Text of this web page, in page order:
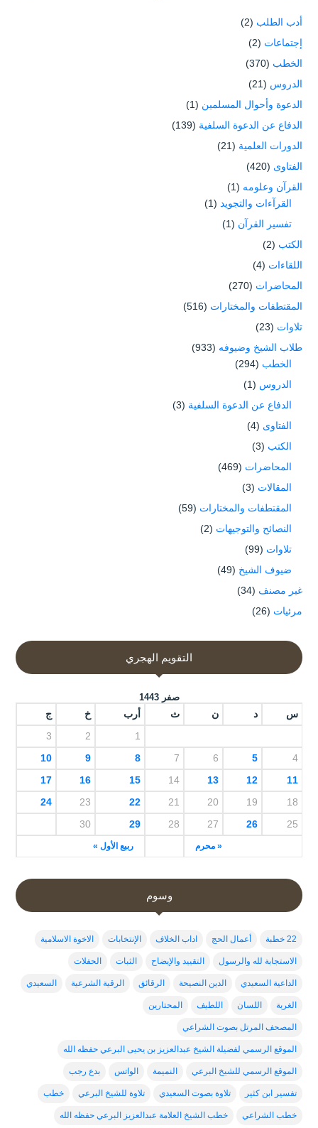
أدب الطلب (2)
إجتماعات (2)
الخطب (370)
الدروس (21)
الدعوة وأحوال المسلمين (1)
الدفاع عن الدعوة السلفية (139)
الدورات العلمية (21)
الفتاوى (420)
القرآن وعلومه (1)
القرآءات والتجويد (1)
تفسير القرآن (1)
الكتب (2)
اللقاءات (4)
المحاضرات (270)
المقتطفات والمختارات (516)
تلاوات (23)
طلاب الشيخ وضيوفه (933)
الخطب (294)
الدروس (1)
الدفاع عن الدعوة السلفية (3)
الفتاوى (4)
الكتب (3)
المحاضرات (469)
المقالات (3)
المقتطفات والمختارات (59)
النصائح والتوجيهات (2)
تلاوات (99)
ضيوف الشيخ (49)
غير مصنف (34)
مرئيات (26)
التقويم الهجري
صفر 1443
س د ن ث أرب خ ج
« محرم ربيع الأول »
1
2
3
4
5
6
7
8
9
10
11
12
13
14
15
16
17
18
19
20
21
22
23
24
25
26
27
28
29
30
وسوم
22 خطبة أعمال الحج اداب الخلاف الإنتخابات الاخوة الاسلامية
الاستجابة لله والرسول التقييد والإيضاح الثبات الحفلات
الداعية السعيدي الدين النصيحة الرقائق الرقية الشرعية السعيدي
الغربة اللسان اللطيف المحتارين
المصحف المرتل بصوت الشراعي
الموقع الرسمي لفضيلة الشيخ عبدالعزيز بن يحيى البرعي حفظه الله
الموقع الرسمي للشيخ البرعي النميمة الواتس بدع رجب
تفسير ابن كثير تلاوة بصوت السعيدي تلاوة للشيخ البرعي خطب
خطب الشراعي خطب الشيخ العلامة عبدالعزيز البرعي حفظه الله